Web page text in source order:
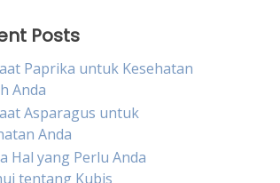
Posts
Paprika untuk Kesehatan
Anda
Asparagus untuk
Anda
Hal yang Perlu Anda
tentang Kubis